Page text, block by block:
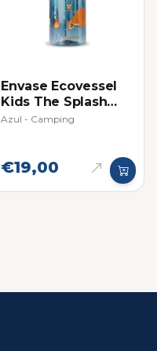
Envase Ecovessel
Kids The Splash
12oz (354ml)
Azul - Camping
€19,00